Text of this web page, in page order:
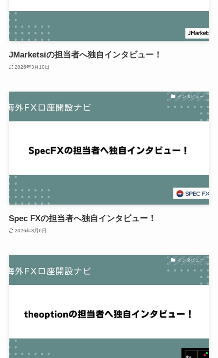
JMarketsiの担当者へ独自インタビュー！
2026年3月10日
インタビュー
Spec FXの担当者へ独自インタビュー！
2026年3月6日
インタビュー